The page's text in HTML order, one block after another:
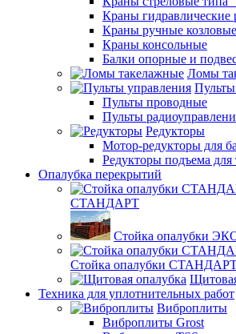
Краны гидравлические
Краны ручные козловые
Краны консольные
Балки опорные и
Ломы
Пульты проводные
Пульты
Редукторы
Мотор-редукторы для
Редукторы подъема для
Опалубка перекрытий
СТАНДАРТ
Стойка опалубки
Стойка опалубки СТАНДАРТ
Техника для уплотнительных работ
Виброплиты
Виброплиты Grost